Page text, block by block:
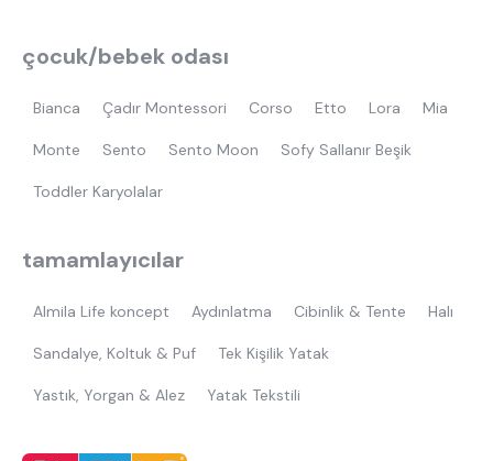
çocuk/bebek odası
Bianca Çadır Montessori Corso Etto Lora Mia
Monte Sento Sento Moon Sofy Sallanır Beşik
Toddler Karyolalar
tamamlayıcılar
Almila Life koncept Aydınlatma Cibinlik & Tente Halı
Sandalye, Koltuk & Puf Tek Kişilik Yatak
Yastık, Yorgan & Alez Yatak Tekstili